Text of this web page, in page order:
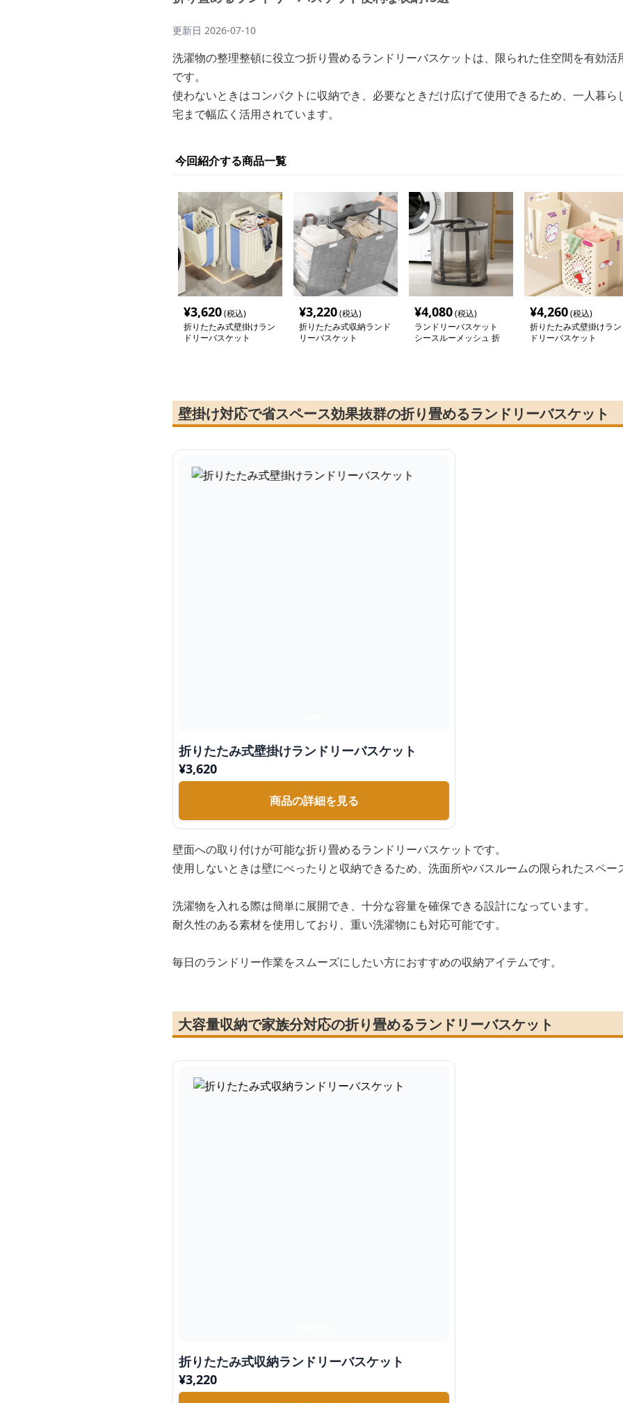
更新日 2026-07-10
洗濯物の整理整頓に役立つ折り畳めるランドリーバスケットは、限られた住空間を有効活
です。
使わないときはコンパクトに収納でき、必要なときだけ広げて使用できるため、一人暮ら
宅まで幅広く活用されています。
今回紹介する商品一覧
¥3,620(税込)
折りたたみ式壁掛けラン
ドリーバスケット
¥3,220(税込)
折りたたみ式収納ランド
リーバスケット
¥4,080(税込)
ランドリーバスケット
シースルーメッシュ 折
¥4,260(税込)
折りたたみ式壁掛けラン
ドリーバスケット
壁掛け対応で省スペース効果抜群の折り畳めるランドリーバスケット
折りたたみ式壁掛けランドリーバスケット
¥3,620
商品の詳細を見る
壁面への取り付けが可能な折り畳めるランドリーバスケットです。
使用しないときは壁にぺったりと収納できるため、洗面所やバスルームの限られたスペー
洗濯物を入れる際は簡単に展開でき、十分な容量を確保できる設計になっています。
耐久性のある素材を使用しており、重い洗濯物にも対応可能です。
毎日のランドリー作業をスムーズにしたい方におすすめの収納アイテムです。
大容量収納で家族分対応の折り畳めるランドリーバスケット
折りたたみ式収納ランドリーバスケット
¥3,220